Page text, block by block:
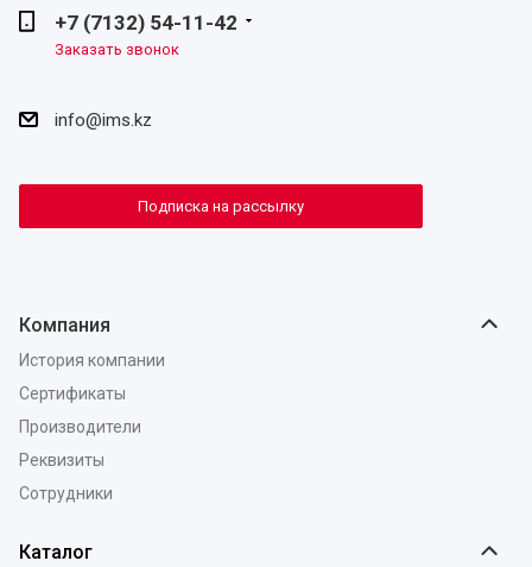
+7 (7132) 54-11-42
Заказать звонок
info@ims.kz
Подписка на рассылку
Компания
История компании
Сертификаты
Производители
Реквизиты
Сотрудники
Каталог